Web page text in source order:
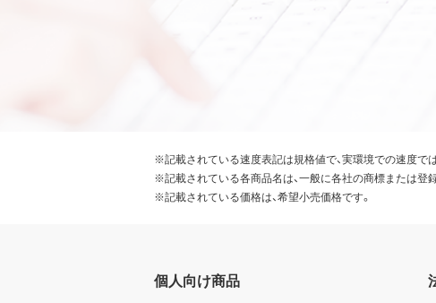
※記載されている速度表記は規格値で、実環境での速度で
※記載されている各商品名は、一般に各社の商標または登
※記載されている価格は、希望小売価格です。
個人向け商品